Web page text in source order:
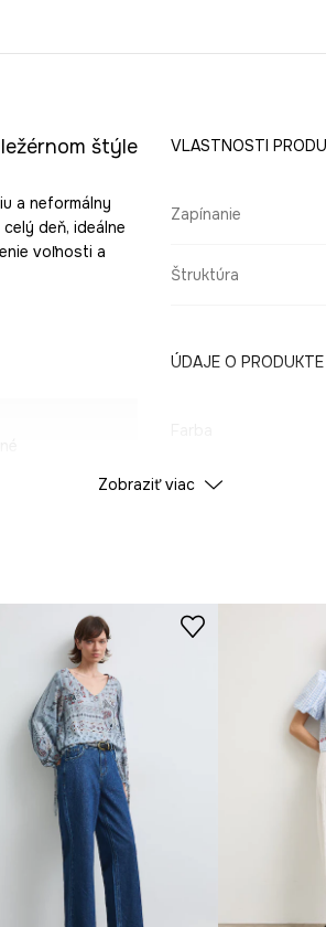
štýle
a neformálny
deň, ideálne
voľnosti a
a
VLASTNOSTI
Zapínanie
Štruktúra
ÚDAJE O PRODUKTE
ID produktu
Zobraziť viac